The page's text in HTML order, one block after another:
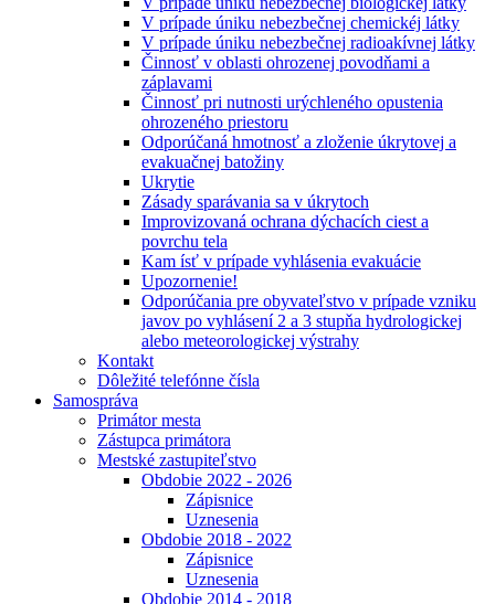
V prípade úniku nebezbečnej chemickéj látky
V prípade úniku nebezbečnej radioakívnej látky
Činnosť v oblasti ohrozenej povodňami a
záplavami
Činnosť pri nutnosti urýchleného opustenia
ohrozeného priestoru
Odporúčaná hmotnosť a zloženie úkrytovej a
evakuačnej batožiny
Ukrytie
Zásady sparávania sa v úkrytoch
Improvizovaná ochrana dýchacích ciest a
povrchu tela
Kam ísť v prípade vyhlásenia evakuácie
Upozornenie!
Odporúčania pre obyvateľstvo v prípade vzniku
javov po vyhlásení 2 a 3 stupňa hydrologickej
alebo meteorologickej výstrahy
Kontakt
Dôležité telefónne čísla
Samospráva
Primátor mesta
Zástupca primátora
Mestské zastupiteľstvo
Obdobie 2022 - 2026
Zápisnice
Uznesenia
Obdobie 2018 - 2022
Zápisnice
Uznesenia
Obdobie 2014 - 2018